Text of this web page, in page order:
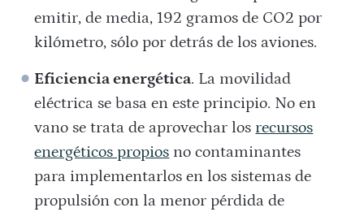
emitir, de media, 192 gramos de CO2 por
kilómetro, sólo por detrás de los aviones.
Eficiencia energética. La movilidad
eléctrica se basa en este principio. No en
vano se trata de aprovechar los recursos
energéticos propios no contaminantes
para implementarlos en los sistemas de
propulsión con la menor pérdida de